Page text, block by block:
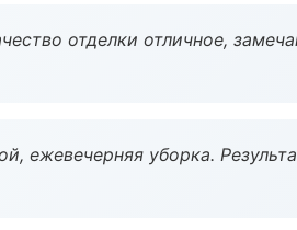
отделки отличное,
ежевечерняя уборка.